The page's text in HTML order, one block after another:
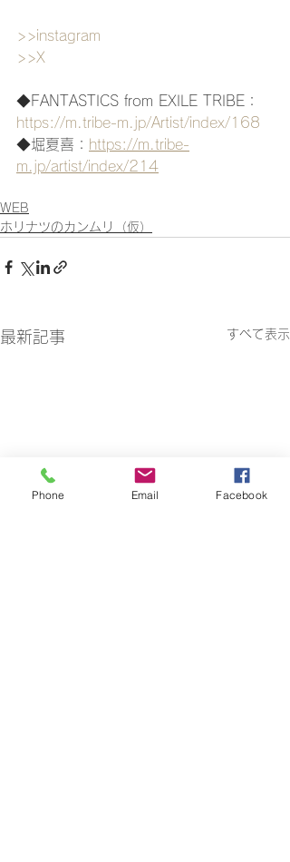
>>instagram
>>X
◆FANTASTICS from EXILE TRIBE：
https://m.tribe-m.jp/Artist/index/168
◆堀夏喜： https://m.tribe-
m.jp/artist/index/214
WEB
ホリナツのカンムリ（仮）
最新記事 すべて表示
Phone Email Facebook